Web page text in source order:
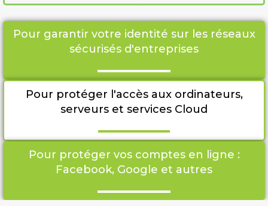
Pour garantir votre identité sur les réseaux
sécurisés d'entreprises
Pour protéger l'accès aux ordinateurs,
serveurs et services Cloud
Pour protéger vos comptes en ligne :
Facebook, Google et autres